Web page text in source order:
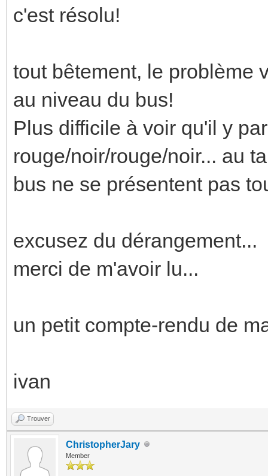
c'est résolu!
tout bêtement, le problème
au niveau du bus!
Plus difficile à voir qu'il y
rouge/noir/rouge/noir... au
bus ne se présentent pas
excusez du dérangement...
merci de m'avoir lu...
un petit compte-rendu de
ivan
Trouver
ChristopherJary
Member